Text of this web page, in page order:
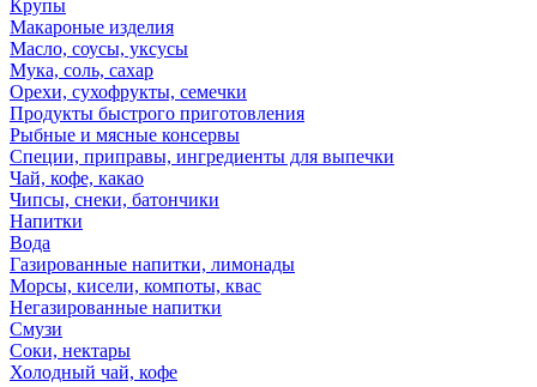
Крупы
Макароные изделия
Масло, соусы, уксусы
Мука, соль, сахар
Орехи, сухофрукты, семечки
Продукты быстрого приготовления
Рыбные и мясные консервы
Специи, приправы, ингредиенты для выпечки
Чай, кофе, какао
Чипсы, снеки, батончики
Напитки
Вода
Газированные напитки, лимонады
Морсы, кисели, компоты, квас
Негазированные напитки
Смузи
Соки, нектары
Холодный чай, кофе